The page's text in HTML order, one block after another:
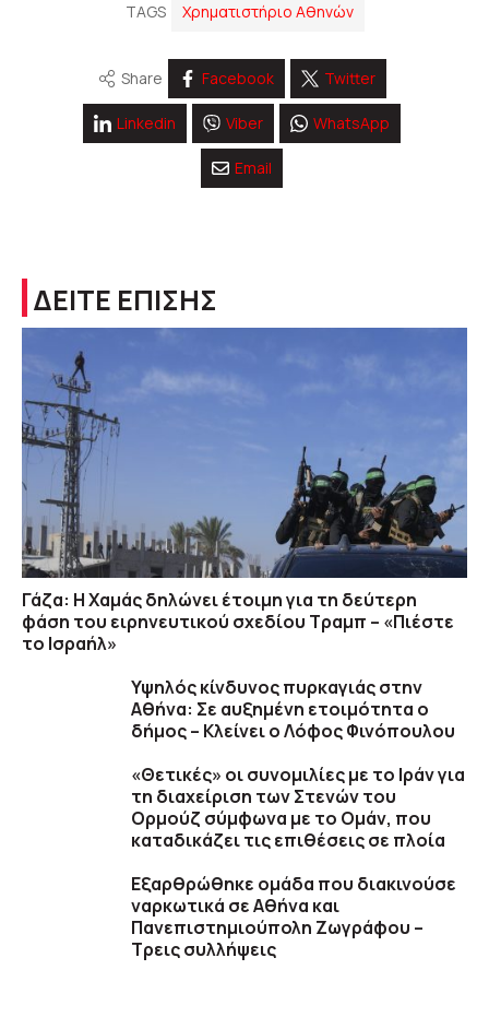
TAGS Χρηματιστήριο Αθηνών
Share Facebook Twitter
Linkedin Viber WhatsApp
Email
ΔΕΙΤΕ ΕΠΙΣΗΣ
Γάζα: Η Χαμάς δηλώνει έτοιμη για τη δεύτερη
φάση του ειρηνευτικού σχεδίου Τραμπ – «Πιέστε
το Ισραήλ»
Υψηλός κίνδυνος πυρκαγιάς στην
Αθήνα: Σε αυξημένη ετοιμότητα ο
δήμος – Κλείνει ο Λόφος Φινόπουλου
«Θετικές» οι συνομιλίες με το Ιράν για
τη διαχείριση των Στενών του
Ορμούζ σύμφωνα με το Ομάν, που
καταδικάζει τις επιθέσεις σε πλοία
Εξαρθρώθηκε ομάδα που διακινούσε
ναρκωτικά σε Αθήνα και
Πανεπιστημιούπολη Ζωγράφου –
Τρεις συλλήψεις